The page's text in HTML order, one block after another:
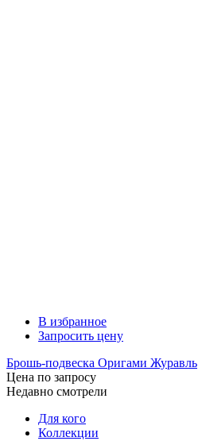
В избранное
Запросить цену
Брошь-подвеска Оригами Журавль
Цена по запросу
Недавно смотрели
Для кого
Коллекции